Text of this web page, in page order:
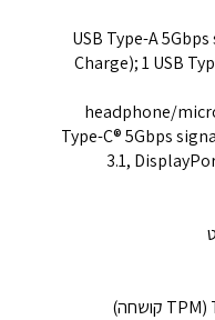
1 USB Type-A
Charge); 1 USB
headphone/
Type-C® 5Gbps
3.1,